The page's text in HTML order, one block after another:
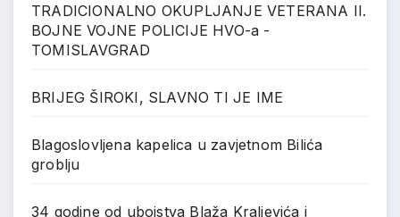
TRADICIONALNO OKUPLJANJE VETERANA II.
BOJNE VOJNE POLICIJE HVO-a -
TOMISLAVGRAD
BRIJEG ŠIROKI, SLAVNO TI JE IME
Blagoslovljena kapelica u zavjetnom Bilića
groblju
34 godine od ubojstva Blaža Kraljevića i